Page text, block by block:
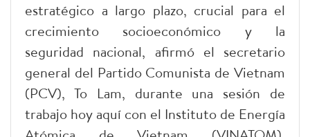
estratégico a largo plazo, crucial para el
crecimiento socioeconómico y la
seguridad nacional, afirmó el secretario
general del Partido Comunista de Vietnam
(PCV), To Lam, durante una sesión de
trabajo hoy aquí con el Instituto de Energía